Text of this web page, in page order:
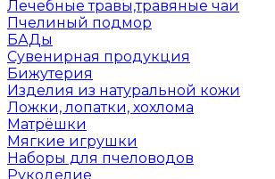
Лечебные травы,травяные чаи
Пчелиный подмор
БАДы
Сувенирная продукция
Бижутерия
Изделия из натуральной кожи
Ложки, лопатки, хохлома
Матрёшки
Мягкие игрушки
Наборы для пчеловодов
Рукоделие